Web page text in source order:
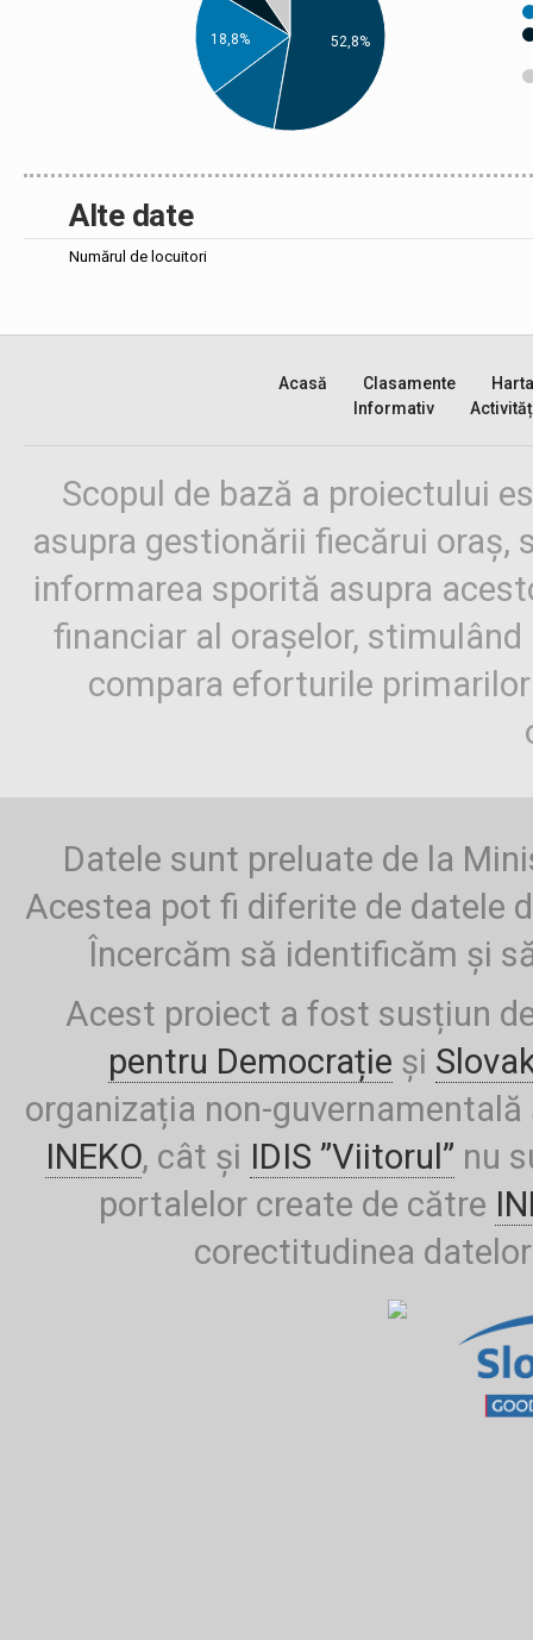
18,8% 52,8%
Alte date
Numărul de locuitori
Acasă Clasamente
Harta
Informativ
Scopul de bază a proiectului
asupra gestionării fiecărui oraș,
informarea sporită asupra
financiar al orașelor,
compara eforturile
Datele sunt preluate de la
Acestea pot fi diferite de datele
Încercăm să identificăm și
Acest proiect a fost susțiun
pentru Democrație și
organizația non-
INEKO, cât și IDIS ”Viitorul” nu
portalelor create de către
corectitudinea